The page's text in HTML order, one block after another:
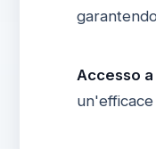
Accesso